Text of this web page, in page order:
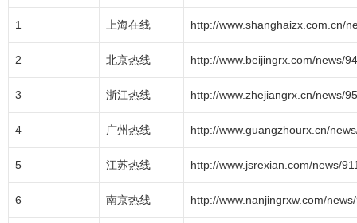
1 上海在线 http://www.shanghaizx.com.cn/
2 北京热线 http://www.beijingrx.com/news/
3 浙江热线 http://www.zhejiangrx.cn/news/
4 广州热线 http://www.guangzhourx.cn/
5 江苏热线 http://www.jsrexian.com/news/
6 南京热线 http://www.nanjingrxw.com/